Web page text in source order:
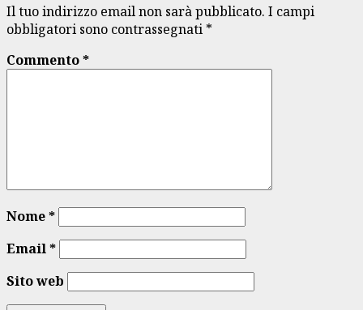
Il tuo indirizzo email non sarà pubblicato. I campi
obbligatori sono contrassegnati *
Commento*
Nome*
Email*
Sito web